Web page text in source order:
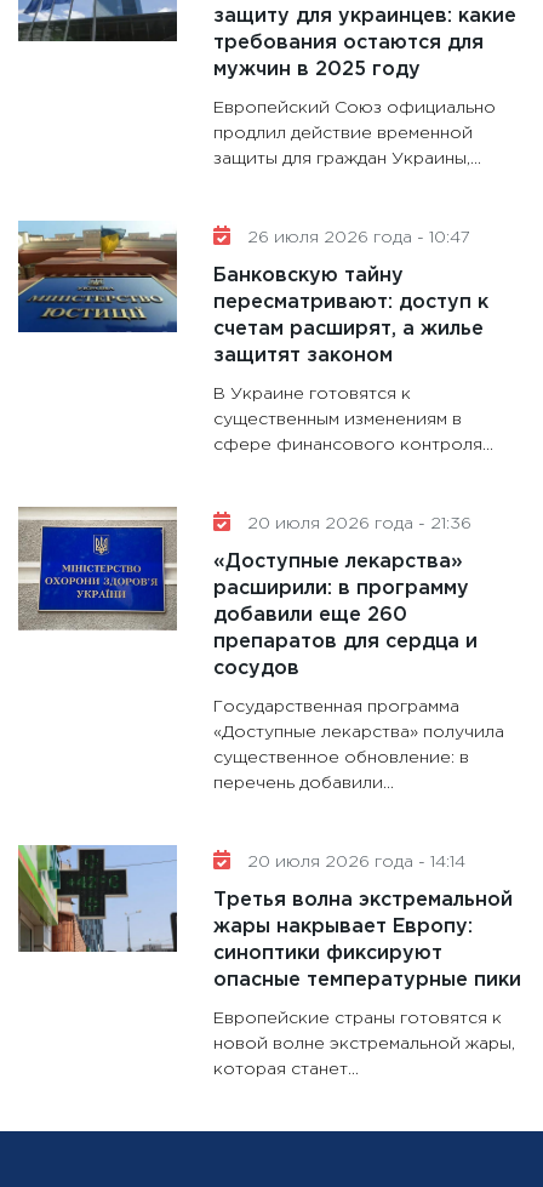
11:30
защиту для украинцев: какие
требования остаются для
мужчин в 2025 году
Европейский Союз официально
продлил действие временной
защиты для граждан Украины,...
26 июля 2026 года - 10:47
Банковскую тайну
пересматривают: доступ к
счетам расширят, а жилье
защитят законом
В Украине готовятся к
существенным изменениям в
сфере финансового контроля...
20 июля 2026 года - 21:36
«Доступные лекарства»
расширили: в программу
добавили еще 260
препаратов для сердца и
сосудов
Государственная программа
«Доступные лекарства» получила
существенное обновление: в
перечень добавили...
20 июля 2026 года - 14:14
Третья волна экстремальной
жары накрывает Европу:
синоптики фиксируют
опасные температурные пики
Европейские страны готовятся к
новой волне экстремальной жары,
которая станет...